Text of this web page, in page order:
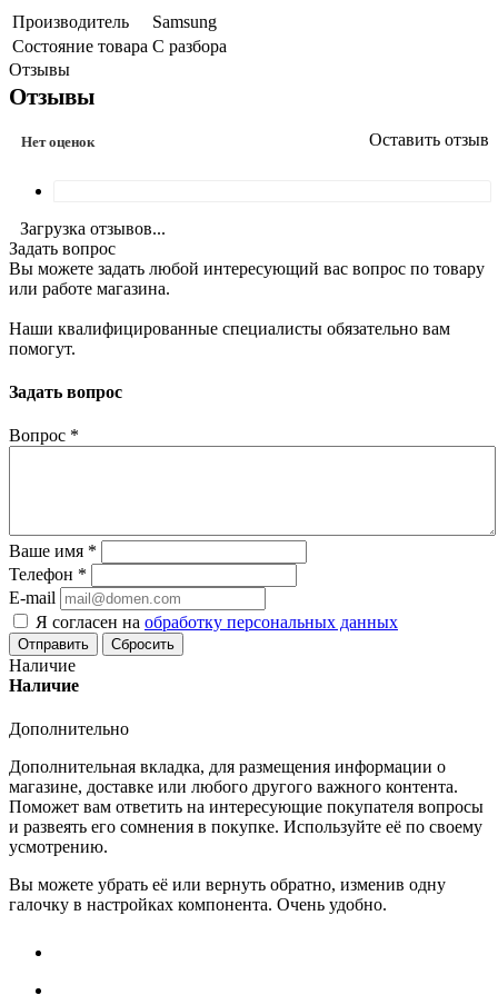
Производитель
Samsung
Состояние товара С разбора
Отзывы
Отзывы
Нет оценок Оставить отзыв
Загрузка отзывов...
Задать вопрос
Вы можете задать любой интересующий вас вопрос по товару
или работе магазина.
Наши квалифицированные специалисты обязательно вам
помогут.
Задать вопрос
Вопрос *
Ваше имя *
Телефон *
E-mail
Я согласен на обработку персональных данных
Сбросить
Наличие
Наличие
Дополнительно
Дополнительная вкладка, для размещения информации о
магазине, доставке или любого другого важного контента.
Поможет вам ответить на интересующие покупателя вопросы
и развеять его сомнения в покупке. Используйте её по своему
усмотрению.
Вы можете убрать её или вернуть обратно, изменив одну
галочку в настройках компонента. Очень удобно.